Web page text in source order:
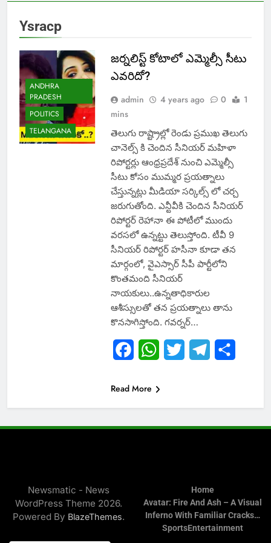
Ysracp
ANDHRA
PRADESH
POLITICS
TELANGANA
జర్నలిస్ట్ కోటాలో ఎమ్మెల్సీ సీటు
ఎవరిదో?
admin 4 years ago 0
1
mins
తెలుగు రాష్ట్రాల్లో రెండు ప్రముఖ తెలుగు
చానెల్స్ కి చెందిన సీనియర్ మహిళా
రిపోర్టర్లు ఆంధ్రప్రదేశ్ నుంచి ఎమ్మెల్సీ
సీటు కోసం ముమ్మర ప్రయత్నాలు
చేస్తున్నట్లు మీడియా సర్కిల్స్ లో చర్చ
జరుగుతోంది. ఎన్టీవీకి చెందిన సీనియర్
రిపోర్టర్ రెహానా ఈ పోటీలో ముందు
వరసలో ఉన్నట్టు తెలుస్తోంది. టీవీ 9
సీనియర్ రిపోర్టర్ హసీనా కూడా తన
మార్గంలో, వైఎస్సార్ సీపీ పార్టీలోని
కొంతమంది సీనియర్
నాయకులు..ఉన్నతాధికారుల
ఆశీస్సులతో తన ప్రయత్నాలు తాను
కొనసాగిస్తోంది. గవర్నర్…
FacebookWhatsApp
Twitter Telegram
Read More
Newsmatic - News
WordPress Theme 2026.
Powered By BlazeThemes.
Home
Avatar: Fire And Ash – A Visual
Inferno With Familiar Cracks…
SportsEntertainment